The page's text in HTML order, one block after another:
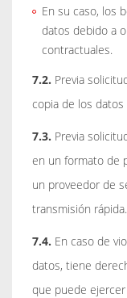
En su caso, los
datos debido a
contractuales.
7.2. Previa
copia de los
7.3. Previa
en un formato de
un proveedor de
transmisión rápida.
7.4. En caso de
datos, tiene
que puede